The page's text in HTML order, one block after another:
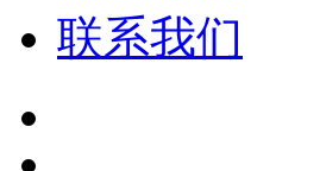
联系我们